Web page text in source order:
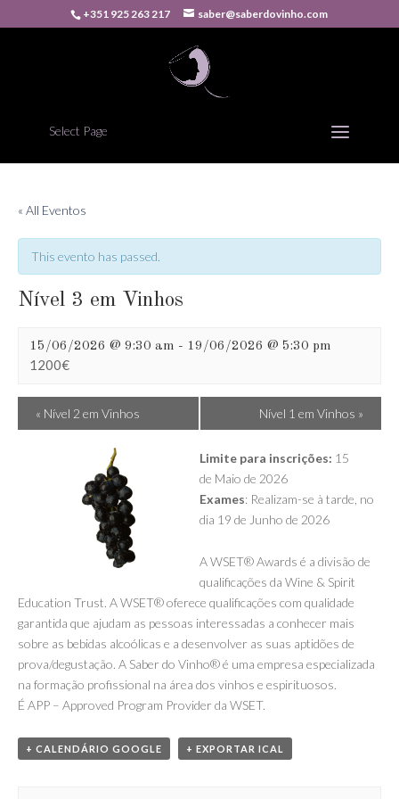
+351 925 263 217 saber@saberdovinho.com
Select Page
« All Eventos
This evento has passed.
Nível 3 em Vinhos
15/06/2026 @ 9:30 am - 19/06/2026 @ 5:30 pm
1200€
Evento
Navigation
« Nível 2 em Vinhos Nível 1 em Vinhos »
Limite para inscrições: 15
de Maio de 2026
Exames: Realizam-se à tarde, no
dia 19 de Junho de 2026
A WSET® Awards é a divisão de
qualificações da Wine & Spirit
Education Trust. A WSET® oferece qualificações com qualidade
garantida que ajudam as pessoas interessadas a conhecer mais
sobre as bebidas alcoólicas e a desenvolver as suas aptidões de
prova/degustação. A Saber do Vinho® é uma empresa especializada
na formação profissional na área dos vinhos e espirituosos.
É APP – Approved Program Provider da WSET.
+ CALENDÁRIO GOOGLE + EXPORTAR ICAL